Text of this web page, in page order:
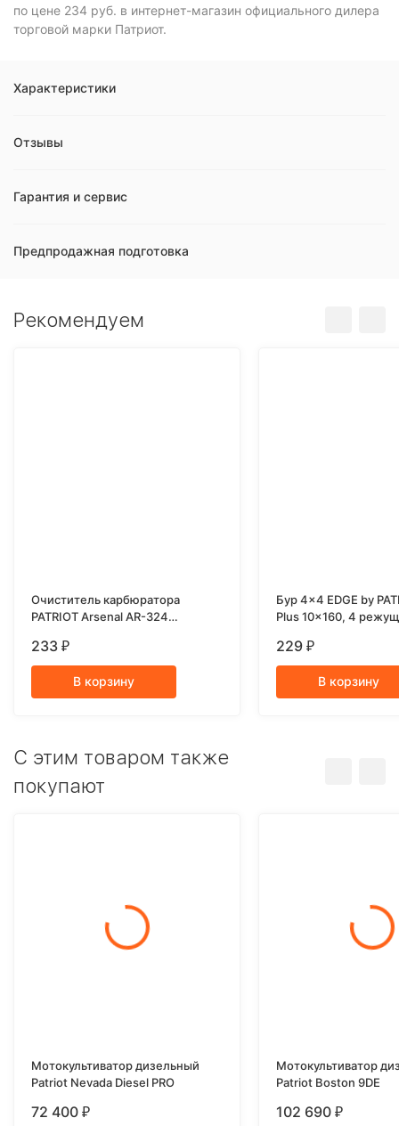
по цене 234 руб. в интернет-магазин официального дилера
торговой марки Патриот.
Характеристики
Отзывы
Гарантия и сервис
Предпродажная подготовка
Рекомендуем
Очиститель карбюратора
PATRIOT Arsenal AR-324
233 ₽
В корзину
Бур 4x4 EDGE by
Plus 10x160, 4
229 ₽
В корзину
C этим товаром также
покупают
Мотокультиватор дизельный
Patriot Nevada Diesel PRO
72 400 ₽
Мотокультиватор
Patriot Boston 9DE
102 690 ₽